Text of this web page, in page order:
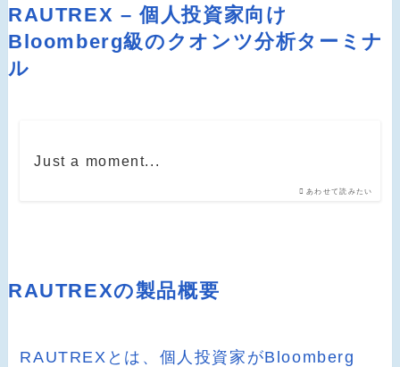
RAUTREX – 個人投資家向け
Bloomberg級のクオンツ分析ターミナ
ル
あわせて読みたい
Just a moment...
RAUTREXの製品概要
RAUTREXとは、個人投資家がBloomberg